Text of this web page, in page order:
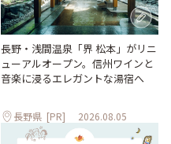
長野・浅間温泉「界 松本」がリニ
ューアルオープン。信州ワインと
音楽に浸るエレガントな湯宿へ
長野県 [PR] 2026.08.05